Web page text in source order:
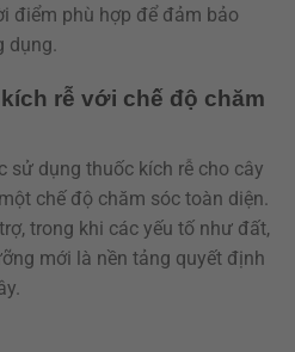
điểm phù hợp để đảm bảo
dụng.
rễ với chế độ chăm
sử dụng thuốc kích rễ cho cây
chế độ chăm sóc toàn diện.
trong khi các yếu tố như đất,
mới là nền tảng quyết định